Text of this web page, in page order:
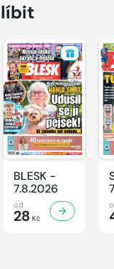
líbit
BLESK -
7.8.2026
od
28 Kč